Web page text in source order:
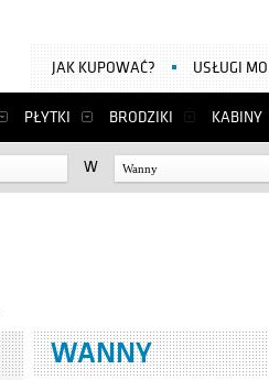
PŁYTKI BRODZIKI KABINY
JAK KUPOWAĆ? USŁUGI
W Wanny
WANNY